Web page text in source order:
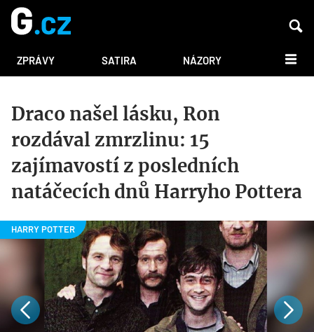
ZPRÁVY SATIRA NÁZORY DALŠÍ
Draco našel lásku, Ron
rozdával zmrzlinu: 15
zajímavostí z posledních
natáčecích dnů Harryho Pottera